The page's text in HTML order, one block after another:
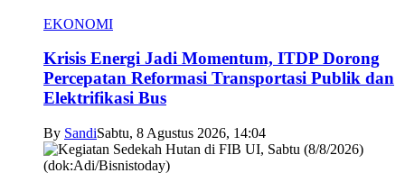
EKONOMI
Krisis Energi Jadi Momentum, ITDP Dorong
Percepatan Reformasi Transportasi Publik dan
Elektrifikasi Bus
By SandiSabtu, 8 Agustus 2026, 14:04